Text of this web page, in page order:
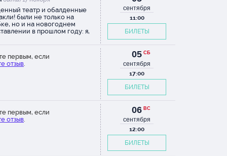
с
с
вы
театр и обалденные
были не только на
но и на новогоднем
в прошлом году: я,
это что-то! оч полюбила этот
сентября
11:00
БИЛЕТЫ
первым, если
отзыв.
05 СБ
сентября
17:00
БИЛЕТЫ
первым, если
отзыв.
06 ВС
сентября
12:00
БИЛЕТЫ